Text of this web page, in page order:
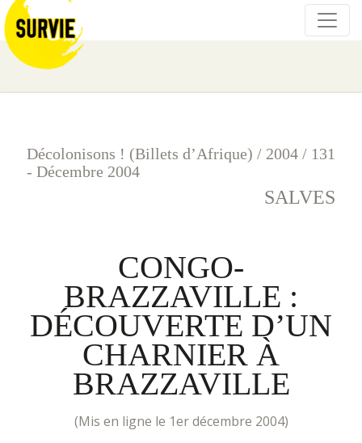
Décolonisons ! (Billets d’Afrique) / 2004 / 131
- Décembre 2004
SALVES
CONGO-
BRAZZAVILLE :
DÉCOUVERTE D’UN
CHARNIER À
BRAZZAVILLE
(mis en ligne le 1er décembre 2004)